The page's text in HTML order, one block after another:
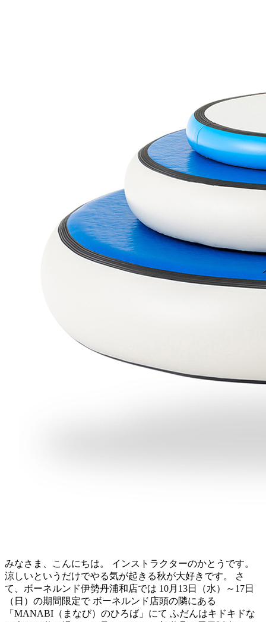
みなさま、こんにちは。 インストラクターのかとうです。
涼しいというだけでやる気が起きる秋が大好きです。 さ
て、ボーネルンド伊勢丹浦和店では 10月13日（水）～17日
（日）の期間限定で ボーネルンド店頭の隣にある
「MANABI（まなび）のひろば」にて ふだんはキドキドな